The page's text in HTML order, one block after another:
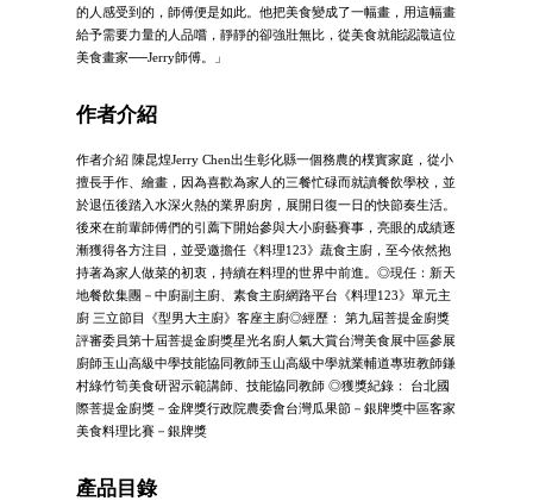
的人感受到的，師傅便是如此。他把美食變成了一幅畫，用這幅畫
給予需要力量的人品嚐，靜靜的卻強壯無比，從美食就能認識這位
美食畫家──Jerry師傅。」
作者介紹
作者介紹 陳昆煌Jerry Chen出生彰化縣一個務農的樸實家庭，從小
擅長手作、繪畫，因為喜歡為家人的三餐忙碌而就讀餐飲學校，並
於退伍後踏入水深火熱的業界廚房，展開日復一日的快節奏生活。
後來在前輩師傅們的引薦下開始參與大小廚藝賽事，亮眼的成績逐
漸獲得各方注目，並受邀擔任《料理123》蔬食主廚，至今依然抱
持著為家人做菜的初衷，持續在料理的世界中前進。◎現任：新天
地餐飲集團－中廚副主廚、素食主廚網路平台《料理123》單元主
廚 三立節目《型男大主廚》客座主廚◎經歷： 第九屆菩提金廚獎
評審委員第十屆菩提金廚獎星光名廚人氣大賞台灣美食展中區參展
廚師玉山高級中學技能協同教師玉山高級中學就業輔道專班教師鎌
村綠竹筍美食研習示範講師、技能協同教師 ◎獲獎紀錄： 台北國
際菩提金廚獎－金牌獎行政院農委會台灣瓜果節－銀牌獎中區客家
美食料理比賽－銀牌獎
產品目錄